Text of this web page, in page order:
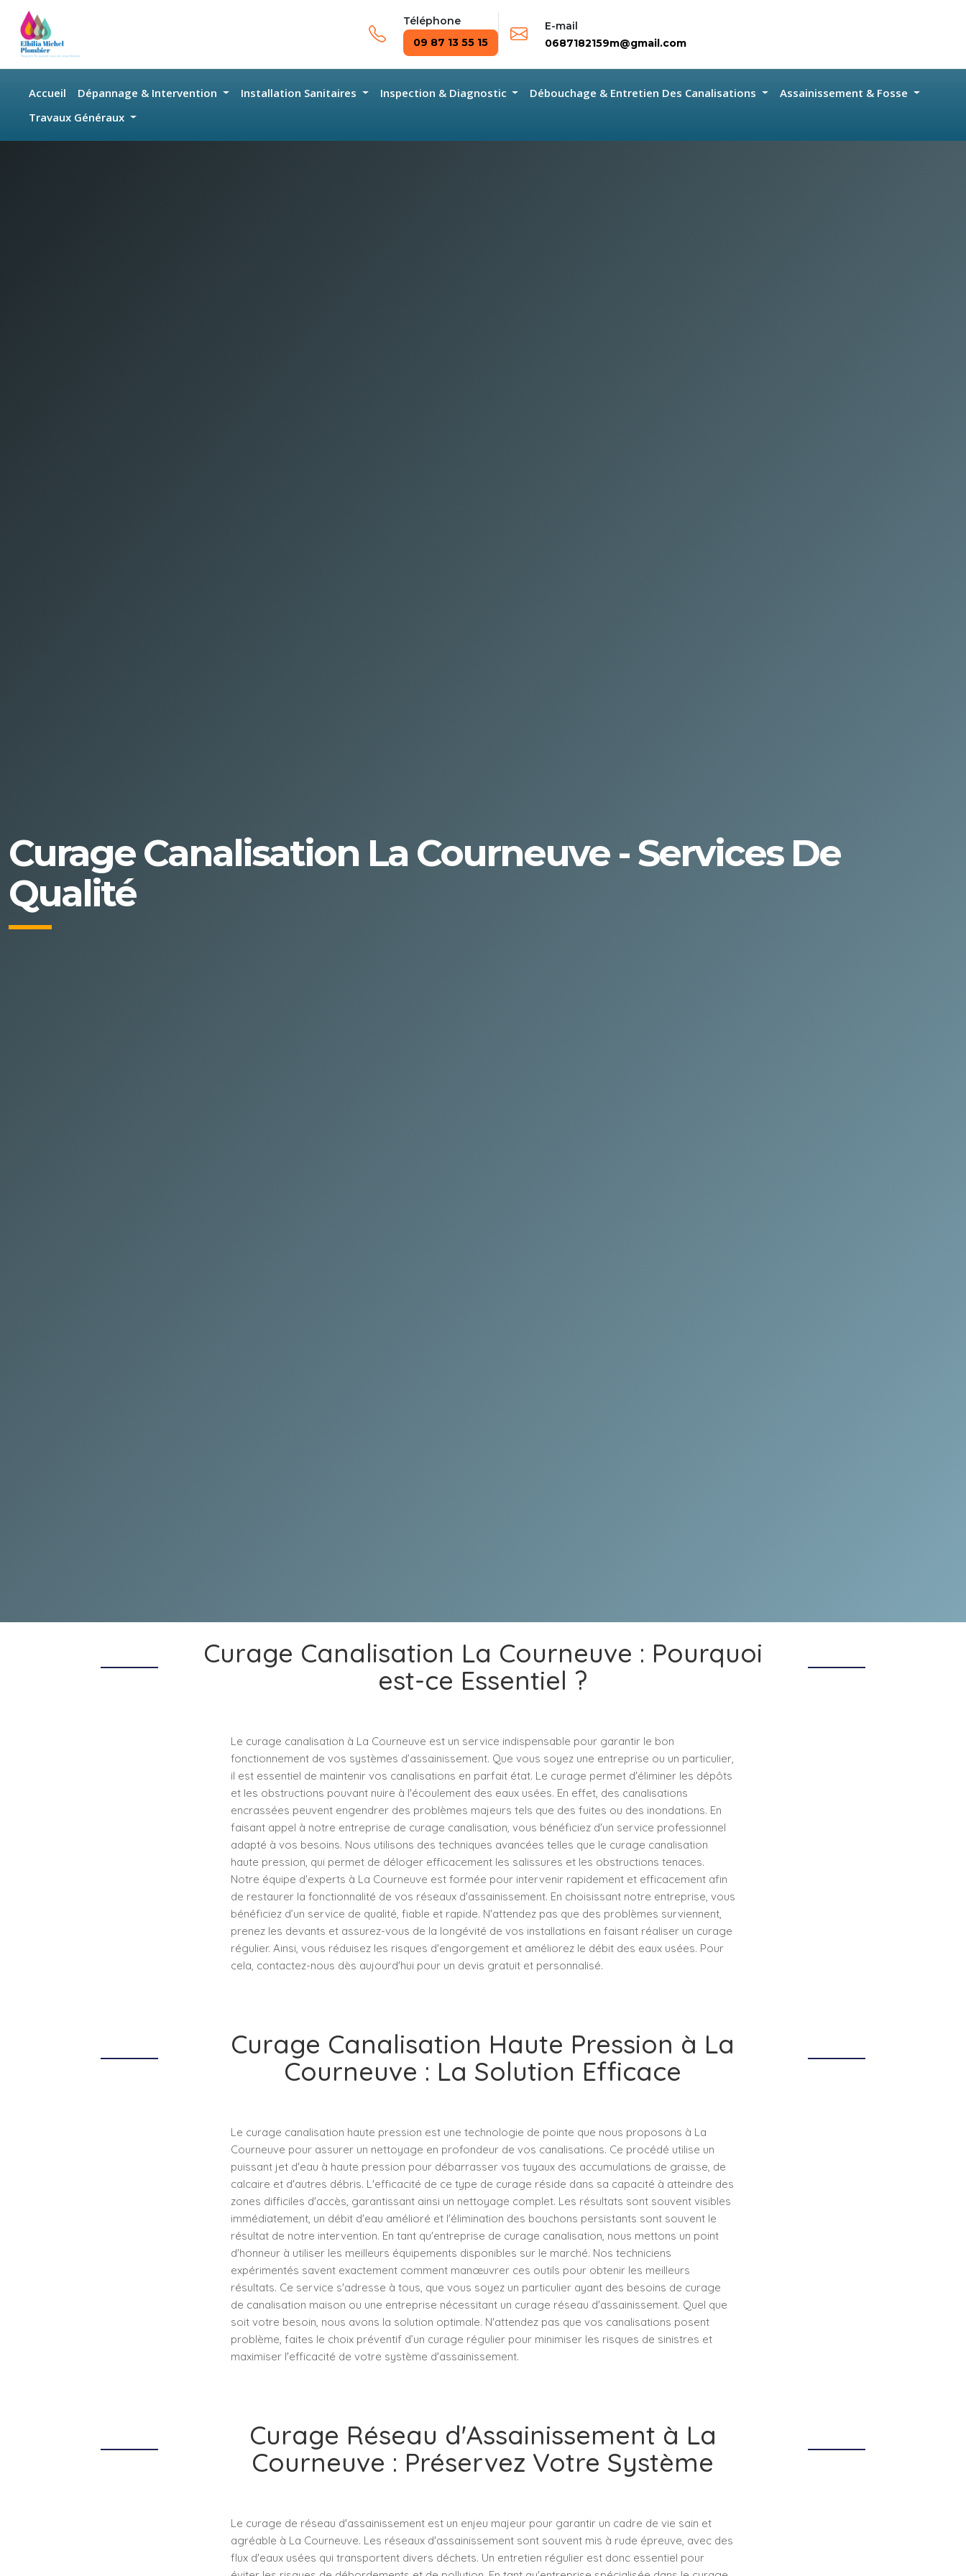
Skip to main content
Téléphone
09 87 13 55 15
E-mail
0687182159m@gmail.com
Accueil Dépannage & Intervention Installation Sanitaires Inspection & Diagnostic Débouchage & Entretien Des Canalisations
Assainissement & Fosse
Travaux Généraux
Curage Canalisation La Courneuve - Services De
Qualité
Curage Canalisation La Courneuve : Pourquoi
est-ce Essentiel ?
Le curage canalisation à La Courneuve est un service indispensable pour garantir le bon
fonctionnement de vos systèmes d’assainissement. Que vous soyez une entreprise ou un particulier,
il est essentiel de maintenir vos canalisations en parfait état. Le curage permet d'éliminer les dépôts
et les obstructions pouvant nuire à l'écoulement des eaux usées. En effet, des canalisations
encrassées peuvent engendrer des problèmes majeurs tels que des fuites ou des inondations. En
faisant appel à notre entreprise de curage canalisation, vous bénéficiez d'un service professionnel
adapté à vos besoins. Nous utilisons des techniques avancées telles que le curage canalisation
haute pression, qui permet de déloger efficacement les salissures et les obstructions tenaces.
Notre équipe d'experts à La Courneuve est formée pour intervenir rapidement et efficacement afin
de restaurer la fonctionnalité de vos réseaux d'assainissement. En choisissant notre entreprise, vous
bénéficiez d’un service de qualité, fiable et rapide. N'attendez pas que des problèmes surviennent,
prenez les devants et assurez-vous de la longévité de vos installations en faisant réaliser un curage
régulier. Ainsi, vous réduisez les risques d'engorgement et améliorez le débit des eaux usées. Pour
cela, contactez-nous dès aujourd'hui pour un devis gratuit et personnalisé.
Curage Canalisation Haute Pression à La
Courneuve : La Solution Efficace
Le curage canalisation haute pression est une technologie de pointe que nous proposons à La
Courneuve pour assurer un nettoyage en profondeur de vos canalisations. Ce procédé utilise un
puissant jet d'eau à haute pression pour débarrasser vos tuyaux des accumulations de graisse, de
calcaire et d'autres débris. L'efficacité de ce type de curage réside dans sa capacité à atteindre des
zones difficiles d'accès, garantissant ainsi un nettoyage complet. Les résultats sont souvent visibles
immédiatement, un débit d'eau amélioré et l'élimination des bouchons persistants sont souvent le
résultat de notre intervention. En tant qu'entreprise de curage canalisation, nous mettons un point
d'honneur à utiliser les meilleurs équipements disponibles sur le marché. Nos techniciens
expérimentés savent exactement comment manœuvrer ces outils pour obtenir les meilleurs
résultats. Ce service s'adresse à tous, que vous soyez un particulier ayant des besoins de curage
de canalisation maison ou une entreprise nécessitant un curage réseau d'assainissement. Quel que
soit votre besoin, nous avons la solution optimale. N'attendez pas que vos canalisations posent
problème, faites le choix préventif d’un curage régulier pour minimiser les risques de sinistres et
maximiser l'efficacité de votre système d'assainissement.
Curage Réseau d'Assainissement à La
Courneuve : Préservez Votre Système
Le curage de réseau d'assainissement est un enjeu majeur pour garantir un cadre de vie sain et
agréable à La Courneuve. Les réseaux d'assainissement sont souvent mis à rude épreuve, avec des
flux d'eaux usées qui transportent divers déchets. Un entretien régulier est donc essentiel pour